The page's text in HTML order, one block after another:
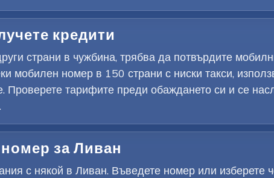
кредити
страни в чужбина, трябва да потвърдите
мобилен номер в 150 страни с ниски такси,
Проверете тарифите преди обаждането си и се
за Ливан
с някой в Ливан. Въведете номер или изберете